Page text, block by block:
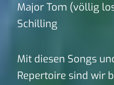
Major Tom (völlig
Schilling
Mit diesen Songs
Repertoire sind wir